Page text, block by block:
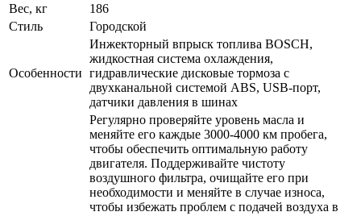
Вес, кг
186
Стиль
Городской
Особенности
Инжекторный впрыск топлива BOSCH,
жидкостная система охлаждения,
гидравлические дисковые тормоза с
двухканальной системой ABS, USB-порт,
датчики давления в шинах
Регулярно проверяйте уровень масла и
меняйте его каждые 3000-4000 км пробега,
чтобы обеспечить оптимальную работу
двигателя. Поддерживайте чистоту
воздушного фильтра, очищайте его при
необходимости и меняйте в случае износа,
чтобы избежать проблем с подачей воздуха в